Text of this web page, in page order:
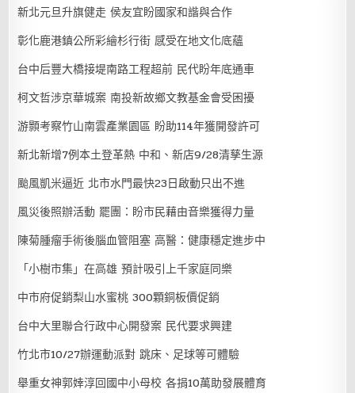
新北元旦升旗健走 侯友宜盼國家和諧與合作
彰化鹿港鎮公所彩繪杉行街 感受在地文化底蘊
台中后豐大橋接堤南路工程超前 民代盼年底通車
柯文哲涉京華城案 南投新故鄉文教基金會受困擾
游顥考察竹山南雲產業園區 盼助114年獲開發許可
新北新增7例本土登革熱 中和、新店9/28清孳生源
颱風凱米逼近 北市水門最快23日啟動只出不進
風災後照辦活動 罷團：盼市民藉由音樂獲得力量
陳菊腫瘤手術後腦血管阻塞 高醫：健康穩定進步中
「小樹市集」在高雄 預計吸引上千家庭同樂
中市府促銷梨山水蜜桃 300顆銅板價促銷
台中大里聯合行政中心開發案 民代要求興建
竹北市10/27辦運動派對 跳床、足球等可體驗
舉重女神郭婞淳回國中小母校 各捐10萬助發展體育